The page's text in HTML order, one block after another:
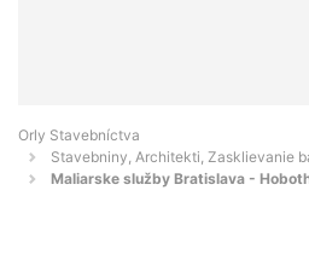
Orly Stavebníctva
Stavebniny, Architekti, Zasklievanie
Maliarske služby Bratislava -